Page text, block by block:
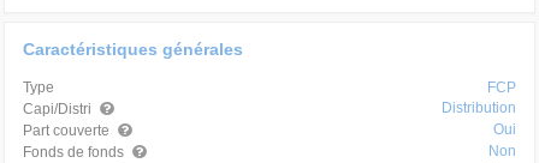
Caractéristiques générales
Type
FCP
Capi/Distri
Distribution
Part couverte
Oui
Fonds de fonds
Non